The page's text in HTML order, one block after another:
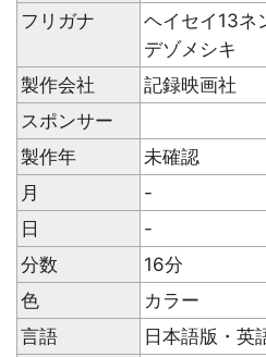
フリガナ
ヘイセイ13ネ
デゾメシキ
製作会社
記録映画社
スポンサー
製作年
未確認
月
-
日
-
分数
16分
色
カラー
言語
日本語版・英